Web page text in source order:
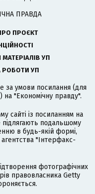
ПРАВДА
ПРОЄКТ
УП
РОБОТИ УП
за умови посилання (для
на "Економічну правду".
сайті із посиланням на
підлягають подальшому
в будь-якій формі,
"Інтерфакс-
фотографічних
правовласника Getty